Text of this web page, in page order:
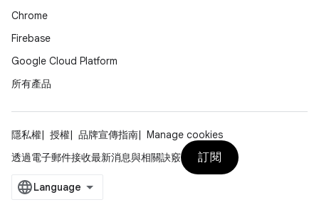
Chrome
Firebase
Google Cloud Platform
所有產品
隱私權 授權 品牌宣傳指南
Manage cookies
透過電子郵件接收最新消息與相關訣竅
訂閱